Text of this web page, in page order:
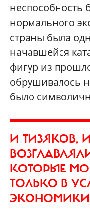
неспособность
нормального
страны была
начавшейся
фигур из
обрушивалось
было
И ТИЗЯКОВ,
КОТОРЫЕ
ТОЛЬКО В
ЭКОНОМИКИ